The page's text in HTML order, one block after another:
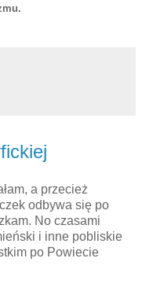
a przecież
odbywa się po
No czasami
i inne pobliskie
po Powiecie